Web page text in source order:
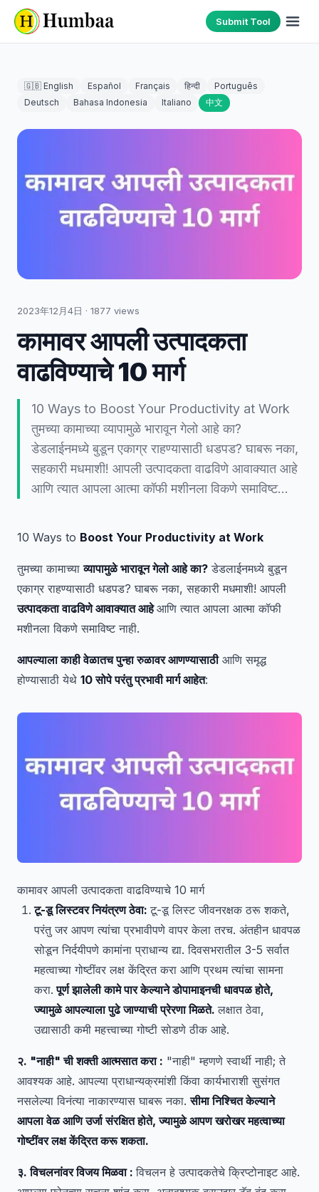
Submit Tool
🇬🇧 English Español Français हिन्दी
Português
Deutsch
Bahasa Indonesia Italiano 中文
2023年12月4日 · 1877 views
कामावर आपली उत्पादकता
वाढविण्याचे 10 मार्ग
10 Ways to Boost Your Productivity at Work
तुमच्या कामाच्या व्यापामुळे भारावून गेलो आहे का?
डेडलाईनमध्ये बुडून एकाग्र राहण्यासाठी धडपड? घाबरू नका,
सहकारी मधमाशी! आपली उत्पादकता वाढविणे आवाक्यात आहे
आणि त्यात आपला आत्मा कॉफी मशीनला विकणे समाविष्ट…
10 Ways to Boost Your Productivity at Work
तुमच्या कामाच्याव्यापामुळे भारावून गेलो आहे का? डेडलाईनमध्ये बुडून
एकाग्र राहण्यासाठी धडपड? घाबरू नका, सहकारी मधमाशी! आपली
उत्पादकता वाढविणे आवाक्यात आहेआणि त्यात आपला आत्मा कॉफी
मशीनला विकणे समाविष्ट नाही.
आपल्याला काही वेळातच पुन्हा रुळावर आणण्यासाठीआणि समृद्ध
होण्यासाठी येथे 10 सोपे परंतु प्रभावी मार्ग आहेत:
कामावर आपली उत्पादकता वाढविण्याचे 10 मार्ग
टू-डू लिस्टवर नियंत्रण ठेवा:टू-डू लिस्ट जीवनरक्षक ठरू शकते,
परंतु जर आपण त्यांचा प्रभावीपणे वापर केला तरच. अंतहीन धावपळ
सोडून निर्दयीपणे कामांना प्राधान्य द्या. दिवसभरातील 3-5 सर्वात
महत्वाच्या गोष्टींवर लक्ष केंद्रित करा आणि प्रथम त्यांचा सामना
करा. पूर्ण झालेली कामे पार केल्याने डोपामाइनची धावपळ होते,
ज्यामुळे आपल्याला पुढे जाण्याची प्रेरणा मिळते.लक्षात ठेवा,
उद्यासाठी कमी महत्त्वाच्या गोष्टी सोडणे ठीक आहे.
२. "नाही" ची शक्ती आत्मसात करा : "नाही" म्हणणे स्वार्थी नाही; ते
आवश्यक आहे. आपल्या प्राधान्यक्रमांशी किंवा कार्यभाराशी सुसंगत
नसलेल्या विनंत्या नाकारण्यास घाबरू नका.सीमा निश्चित केल्याने
आपला वेळ आणि उर्जा संरक्षित होते, ज्यामुळे आपण खरोखर महत्वाच्या
गोष्टींवर लक्ष केंद्रित करू शकता.
३. विचलनांवर विजय मिळवा :विचलन हे उत्पादकतेचे क्रिप्टोनाइट आहे.